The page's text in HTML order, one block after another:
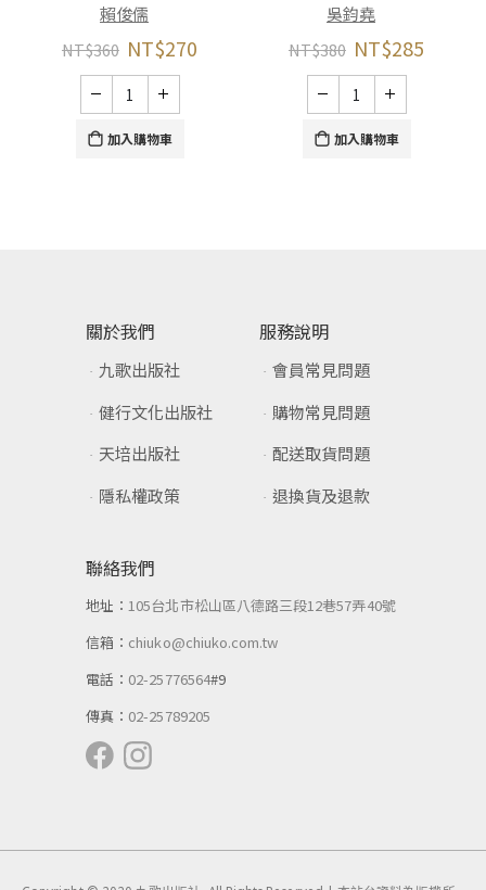
賴俊儒
NT$360 NT$270
加入購物車
吳鈞堯
NT$380 NT$285
加入購物車
關於我們
九歌出版社
健行文化出版社
天培出版社
隱私權政策
服務說明
會員常見問題
購物常見問題
配送取貨問題
退換貨及退款
聯絡我們
地址：105台北市松山區八德路三段12巷57弄40號
信箱： chiuko@chiuko.com.tw
電話： 02-25776564#9
傳真： 02-25789205